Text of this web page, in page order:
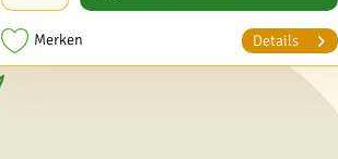
Merken Details